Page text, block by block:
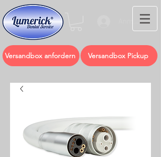
Anmelden
Versandbox anfordern Versandbox Pickup